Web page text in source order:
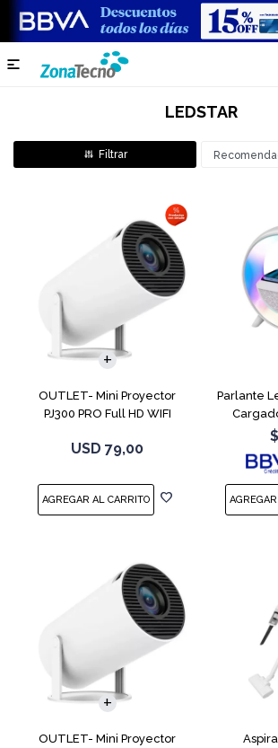

LEDSTAR
OUTLET- Mini Proyector
PJ300 PRO Full HD WIFI
USD 79,00
Parlante
$
OUTLET- Mini Proyector